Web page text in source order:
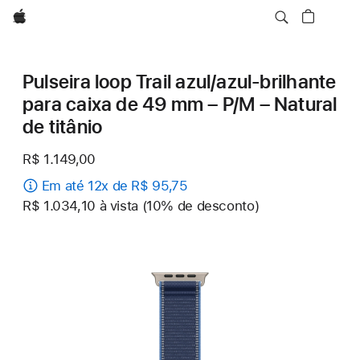
Apple
Pulseira loop Trail azul/azul-brilhante
para caixa de 49 mm – P/M – Natural
de titânio
R$ 1.149,00
Em até 12x de R$ 95,75
R$ 1.034,10 à vista (10% de desconto)